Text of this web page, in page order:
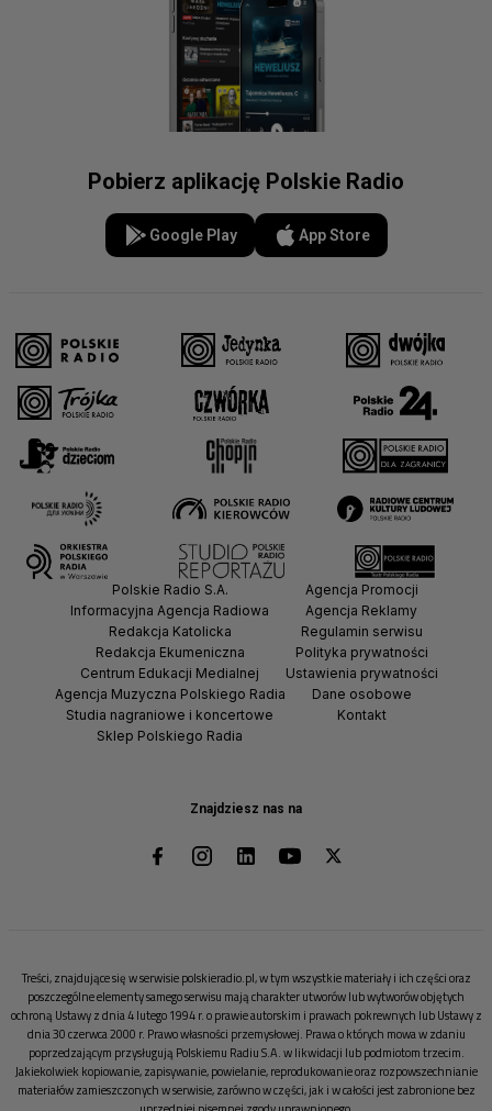
Pobierz aplikację Polskie Radio
Google Play App Store
Znajdziesz nas na
Polskie Radio S.A.
Informacyjna Agencja Radiowa
Redakcja Katolicka
Redakcja Ekumeniczna
Centrum Edukacji Medialnej
Agencja Muzyczna Polskiego Radia
Studia nagraniowe i koncertowe
Sklep Polskiego Radia
Agencja Promocji
Agencja Reklamy
Regulamin serwisu
Polityka prywatności
Ustawienia prywatności
Dane osobowe
Kontakt
Treści, znajdujące się w serwisie polskieradio.pl, w tym wszystkie materiały i ich części oraz
poszczególne elementy samego serwisu mają charakter utworów lub wytworów objętych
ochroną Ustawy z dnia 4 lutego 1994 r. o prawie autorskim i prawach pokrewnych lub Ustawy z
dnia 30 czerwca 2000 r. Prawo własności przemysłowej. Prawa o których mowa w zdaniu
poprzedzającym przysługują Polskiemu Radiu S.A. w likwidacji lub podmiotom trzecim.
Jakiekolwiek kopiowanie, zapisywanie, powielanie, reprodukowanie oraz rozpowszechnianie
materiałów zamieszczonych w serwisie, zarówno w części, jak i w całości jest zabronione bez